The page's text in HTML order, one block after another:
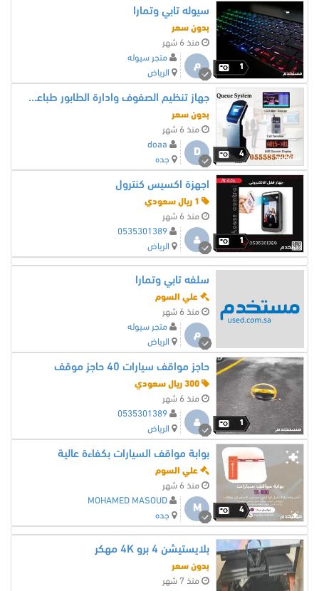
1
سيوله تابي وتمارا
بدون سعر
منذ 6 شهر
م
متجر سيوله
الرياض
4
جهاز تنظيم الصفوف وادارة الطابور طباعة ارقام الانتظار جدة
بدون سعر
منذ 6 شهر
D
doaa
جده
1
اجهزة اكسيس كنترول
منذ 6 شهر
0535301389
الرياض
سلفه تابي وتمارا
علي السوم
منذ 6 شهر
م
متجر سيوله
الرياض
1
حاجز مواقف سيارات 40 حاجز موقف
منذ 6 شهر
0535301389
الرياض
4
بوابة مواقف السيارات بكفاءة عالية
علي السوم
منذ 6 شهر
M
MOHAMED MASOUD
جده
بلايستيشن 4 برو 4K مهكر
بدون سعر
منذ 7 شهر